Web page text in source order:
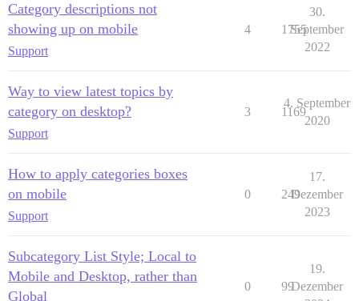
Category descriptions not
showing up on mobile
Support
4 1755
30.
September
2022
Way to view latest topics by
category on desktop?
Support
3 1169
4. September
2020
How to apply categories boxes
on mobile
Support
0 249
17.
Dezember
2023
Subcategory List Style; Local to
Mobile and Desktop, rather than
Global
0 99
19.
Dezember